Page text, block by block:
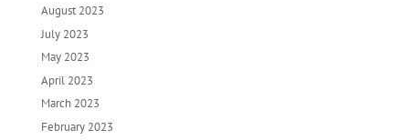
August 2023
July 2023
May 2023
April 2023
March 2023
February 2023